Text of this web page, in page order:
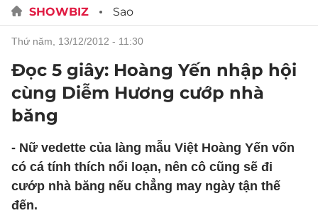
SHOWBIZ Sao
thứ năm, 13/12/2012 - 11:30
Đọc 5 giây: Hoàng Yến nhập hội
cùng Diễm Hương cướp nhà
băng
- Nữ vedette của làng mẫu Việt Hoàng Yến vốn
có cá tính thích nổi loạn, nên cô cũng sẽ đi
cướp nhà băng nếu chẳng may ngày tận thế
đến.